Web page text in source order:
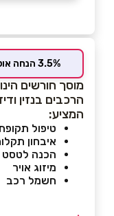
3.5% הנחה אוטומטית למשלמים בכרטיס המועדון
מוסך חורשים
הרכבים בנזין
המציע:
טיפול
איבחון
הכנה לטסט
מיזוג אויר
חשמל רכב